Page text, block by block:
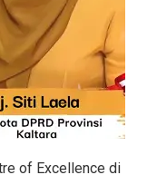
of Excellence di